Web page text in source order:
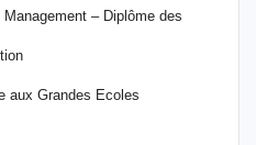
– Diplôme des
aux Grandes Ecoles